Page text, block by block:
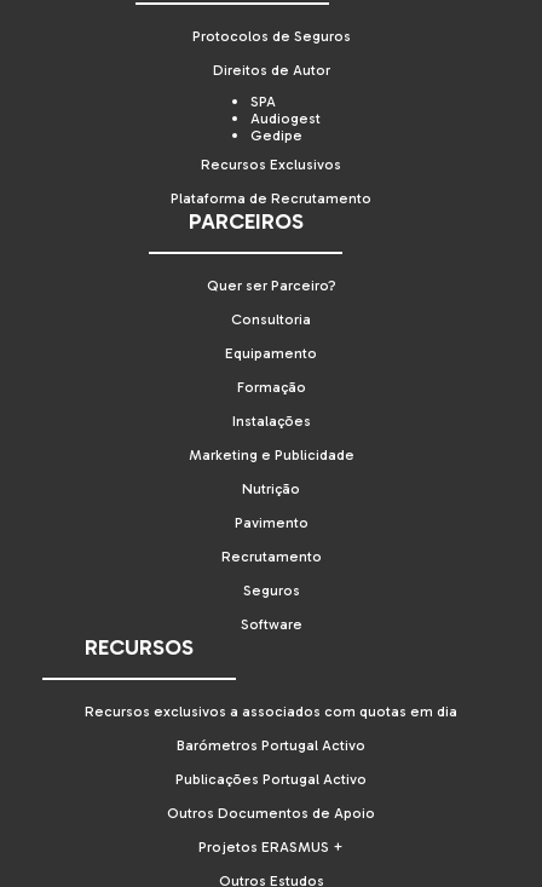
Protocolos de Seguros
Direitos de Autor
SPA
Audiogest
Gedipe
Recursos Exclusivos
Plataforma de Recrutamento
PARCEIROS
Quer ser Parceiro?
Consultoria
Equipamento
Formação
Instalações
Marketing e Publicidade
Nutrição
Pavimento
Recrutamento
Seguros
Software
RECURSOS
Recursos exclusivos a associados com quotas em dia
Barómetros Portugal Activo
Publicações Portugal Activo
Outros Documentos de Apoio
Projetos ERASMUS +
Outros Estudos